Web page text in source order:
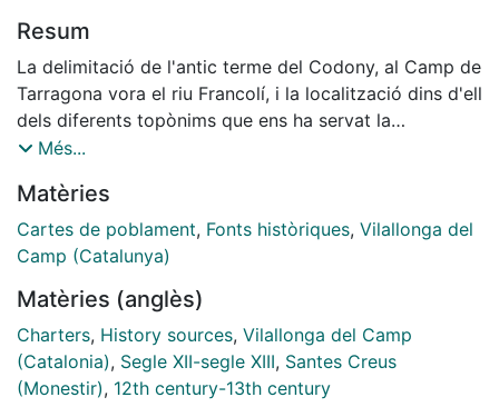
Resum
La delimitació de l'antic terme del Codony, al Camp de
Tarragona vora el riu Francolí, i la localització dins d'ell
dels diferents topònims que ens ha servat la
documentació, és un tema obligat per als estudiosos
Gaià va arribar a posseir-hi un important domini com a
conseqüència de les successives donacions de peces
de terra que es documenten entre els anys 1160 i 1186
Udina Martorell. Ara bé, la localització d'aquests
topònims que facultaria el coneixement de l'extensió i
les fites aproximades d'aquesta propietat no s'ha fet
encara i, en alguns casos, com veurem, s'ha fet
Més...
Matèries
Cartes de poblament, Fonts històriques, Vilallonga del
Camp (Catalunya)
Matèries (anglès)
Charters, History sources, Vilallonga del Camp
(Catalonia), Segle XII-segle XIII, Santes Creus
(Monestir), 12th century-13th century